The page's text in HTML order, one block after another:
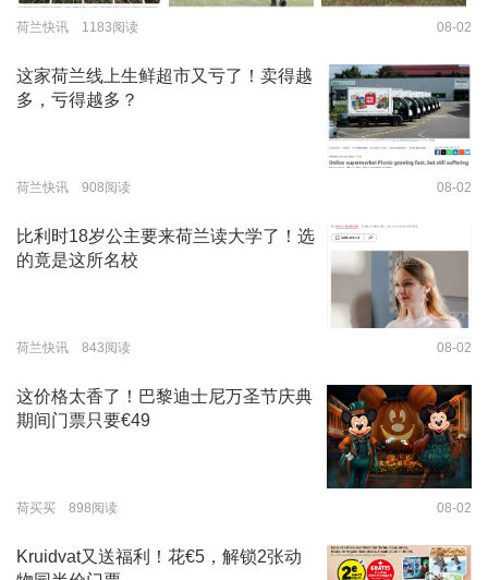
荷兰快讯 1183阅读 08-02
这家荷兰线上生鲜超市又亏了！卖得越
多，亏得越多？
荷兰快讯 908阅读 08-02
比利时18岁公主要来荷兰读大学了！选
的竟是这所名校
荷兰快讯 843阅读 08-02
这价格太香了！巴黎迪士尼万圣节庆典
期间门票只要€49
荷买买 898阅读 08-02
Kruidvat又送福利！花€5，解锁2张动